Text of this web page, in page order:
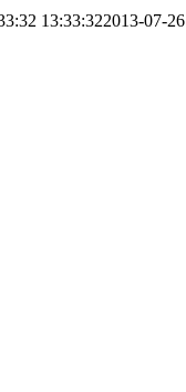
2013-07-26 13:33:32